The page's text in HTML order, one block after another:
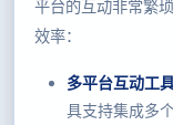
平台的互动非常繁
效率：
多平台互动工
具支持集成多